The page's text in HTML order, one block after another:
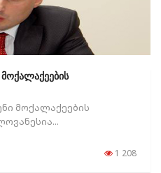
მოქალაქეების
1 208